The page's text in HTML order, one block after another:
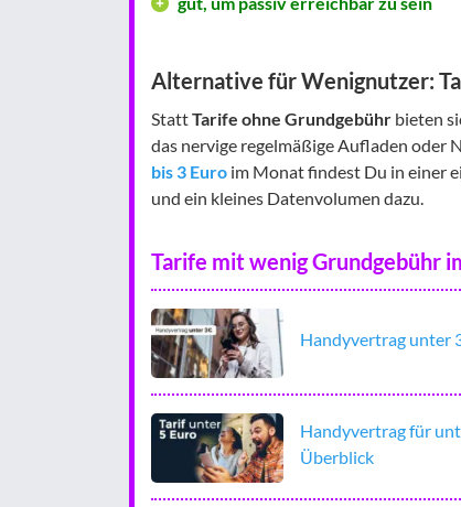
Alternative für Wenignutzer:
StattTarife ohne Grundgebühr bieten
das nervige regelmäßige Aufladen oder
bis 3 Euro im Monat findest Du in einer
und ein kleines Datenvolumen dazu.
Tarife mit wenig Grundgebühr
Handyvertrag unter
Handyvertrag für
Überblick